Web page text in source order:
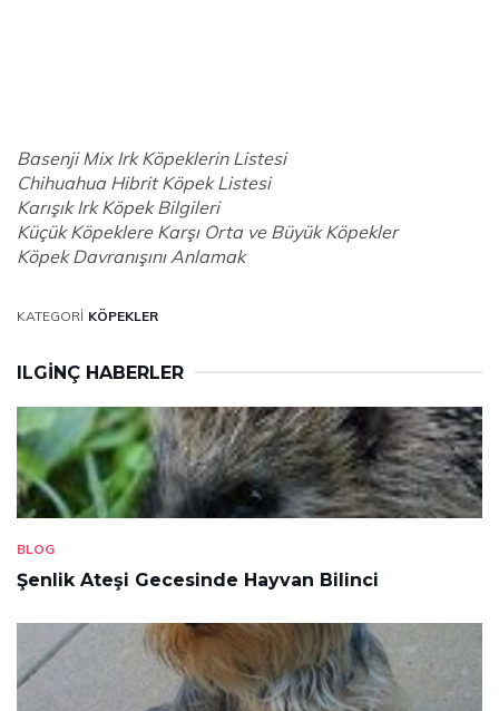
Basenji Mix Irk Köpeklerin Listesi
Chihuahua Hibrit Köpek Listesi
Karışık Irk Köpek Bilgileri
Küçük Köpeklere Karşı Orta ve Büyük Köpekler
Köpek Davranışını Anlamak
KATEGORI KÖPEKLER
ILGINÇ HABERLER
BLOG
Şenlik Ateşi Gecesinde Hayvan Bilinci